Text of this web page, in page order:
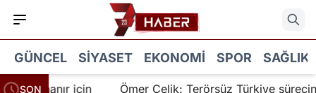
GÜNCEL SIYASET EKONOMI SPOR SAĞLIK
SON
İnanır için
Ömer Çelik: Terörsüz Türkiye sürecinde